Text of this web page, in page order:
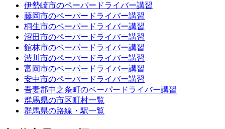
伊勢崎市のペーパードライバー講習
藤岡市のペーパードライバー講習
桐生市のペーパードライバー講習
沼田市のペーパードライバー講習
館林市のペーパードライバー講習
渋川市のペーパードライバー講習
富岡市のペーパードライバー講習
安中市のペーパードライバー講習
吾妻郡中之条町のペーパードライバー講習
群馬県の市区町村一覧
群馬県の路線・駅一覧